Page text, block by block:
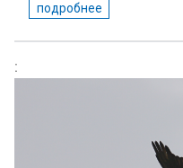
подробнее